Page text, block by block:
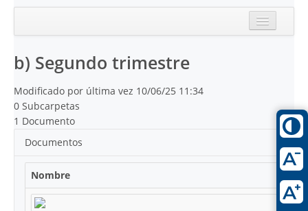
Reciente
b) Segundo trimestre
Modificado por última vez 10/06/25 11:34
0 Subcarpetas
1 Documento
Documentos
Nombre